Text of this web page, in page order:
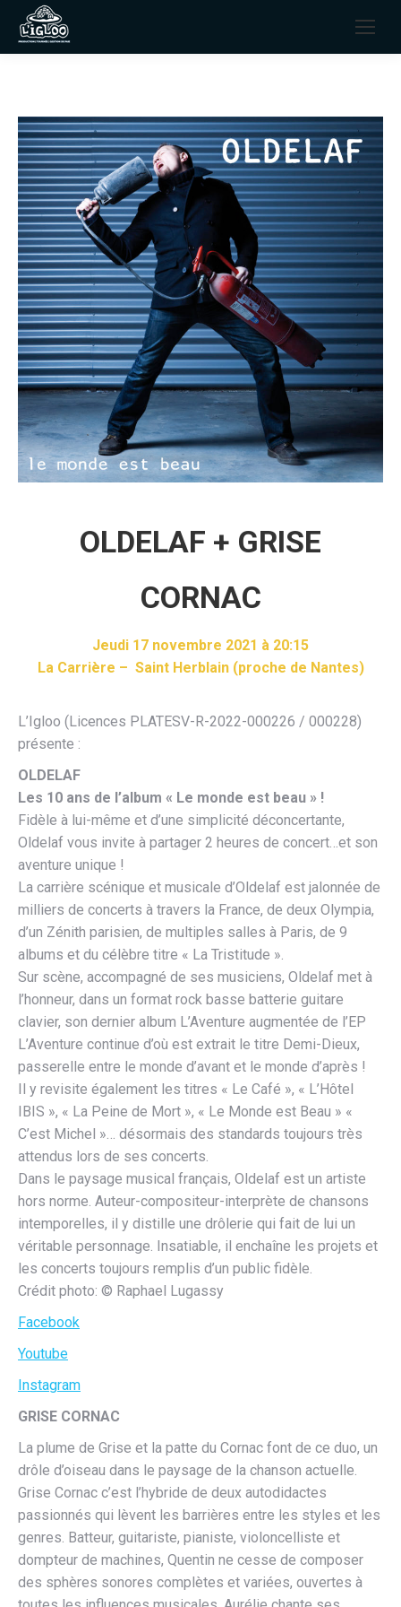
OLDELAF + GRISE
CORNAC
Jeudi 17 novembre 2021 à 20:15
La Carrière – Saint Herblain (proche de Nantes)
L’Igloo (Licences PLATESV-R-2022-000226 / 000228)
présente :
OLDELAF
Les 10 ans de l’album « Le monde est beau » !
Fidèle à lui-même et d’une simplicité déconcertante,
Oldelaf vous invite à partager 2 heures de concert…et son
aventure unique !
La carrière scénique et musicale d’Oldelaf est jalonnée de
milliers de concerts à travers la France, de deux Olympia,
d’un Zénith parisien, de multiples salles à Paris, de 9
albums et du célèbre titre « La Tristitude ».
Sur scène, accompagné de ses musiciens, Oldelaf met à
l’honneur, dans un format rock basse batterie guitare
clavier, son dernier album L’Aventure augmentée de l’EP
L’Aventure continue d’où est extrait le titre Demi-Dieux,
passerelle entre le monde d’avant et le monde d’après !
Il y revisite également les titres « Le Café », « L’Hôtel
IBIS », « La Peine de Mort », « Le Monde est Beau » «
C’est Michel »… désormais des standards toujours très
attendus lors de ses concerts.
Dans le paysage musical français, Oldelaf est un artiste
hors norme. Auteur-compositeur-interprète de chansons
intemporelles, il y distille une drôlerie qui fait de lui un
véritable personnage. Insatiable, il enchaîne les projets et
les concerts toujours remplis d’un public fidèle.
Crédit photo: © Raphael Lugassy
Facebook
Youtube
Instagram
GRISE CORNAC
La plume de Grise et la patte du Cornac font de ce duo, un
drôle d’oiseau dans le paysage de la chanson actuelle.
Grise Cornac c’est l’hybride de deux autodidactes
passionnés qui lèvent les barrières entre les styles et les
genres. Batteur, guitariste, pianiste, violoncelliste et
dompteur de machines, Quentin ne cesse de composer
des sphères sonores complètes et variées, ouvertes à